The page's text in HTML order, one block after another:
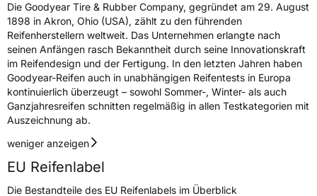
Die Goodyear Tire & Rubber Company, gegründet am 29. August
1898 in Akron, Ohio (USA), zählt zu den führenden
Reifenherstellern weltweit. Das Unternehmen erlangte nach
seinen Anfängen rasch Bekanntheit durch seine Innovationskraft
im Reifendesign und der Fertigung. In den letzten Jahren haben
Goodyear-Reifen auch in unabhängigen Reifentests in Europa
kontinuierlich überzeugt – sowohl Sommer-, Winter- als auch
Ganzjahresreifen schnitten regelmäßig in allen Testkategorien mit
Auszeichnung ab.
weniger anzeigen
EU Reifenlabel
Die Bestandteile des EU Reifenlabels im Überblick